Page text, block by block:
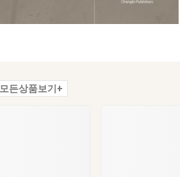
모든상품보기+